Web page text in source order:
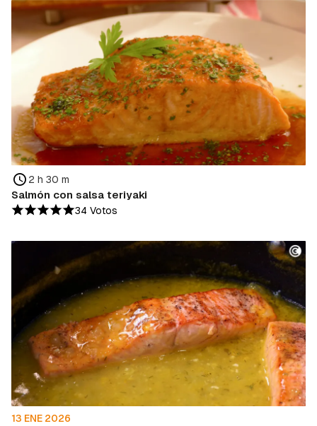
2 h 30 m
Salmón con salsa teriyaki
34 Votos
13 ENE 2026